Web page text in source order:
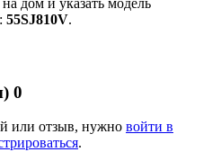
дом и указать модель
55SJ810V.
0
или отзыв, нужно войти в
.